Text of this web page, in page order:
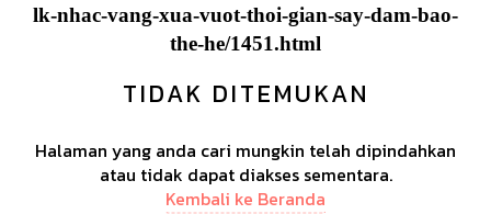
lk-nhac-vang-xua-vuot-thoi-gian-say-dam-bao-
the-he/1451.html
TIDAK DITEMUKAN
Halaman yang anda cari mungkin telah dipindahkan
atau tidak dapat diakses sementara.
Kembali ke Beranda